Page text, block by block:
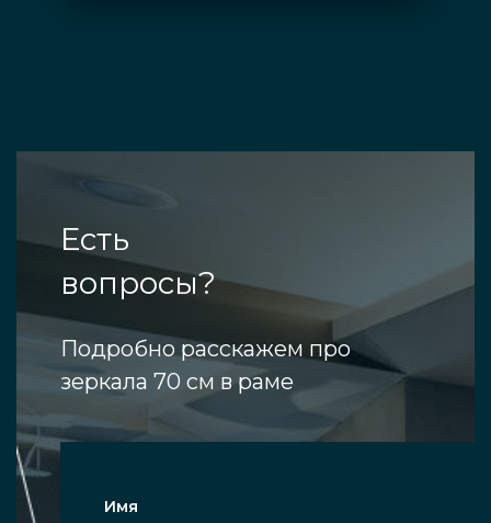
Есть
вопросы?
Подробно расскажем про
зеркала 70 см в раме